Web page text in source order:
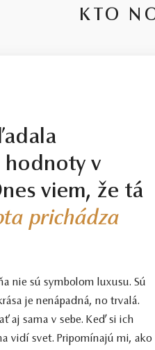
stupni SMART – čistota SI1, farba
Krátkym vysvetlením je,
stupeň Smart veľmi
jemným, takmer neviditeľným
spoľahlivú a dobrú voľbu.
každému, kto požaduje
diamantovej burze v Antverpách.
kritériá krásy, farby a čistoty.
0,30ct a vyššej sú
Všetky naše šperky majú naviac
spozornieť, ak je certifikát, ktorý
KTO
hodnoty v
viem, že tá
prichádza
nie sú symbolom luxusu. Sú
je nenápadná, no trvalá.
aj sama v sebe. Keď si ich
vidí svet. Pripomínajú mi, ako